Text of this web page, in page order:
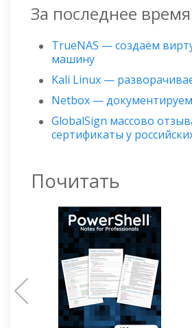
За последнее
TrueNAS — создаём
машину
Kali Linux —
Netbox —
GlobalSign массово
сертификаты у
Почитать